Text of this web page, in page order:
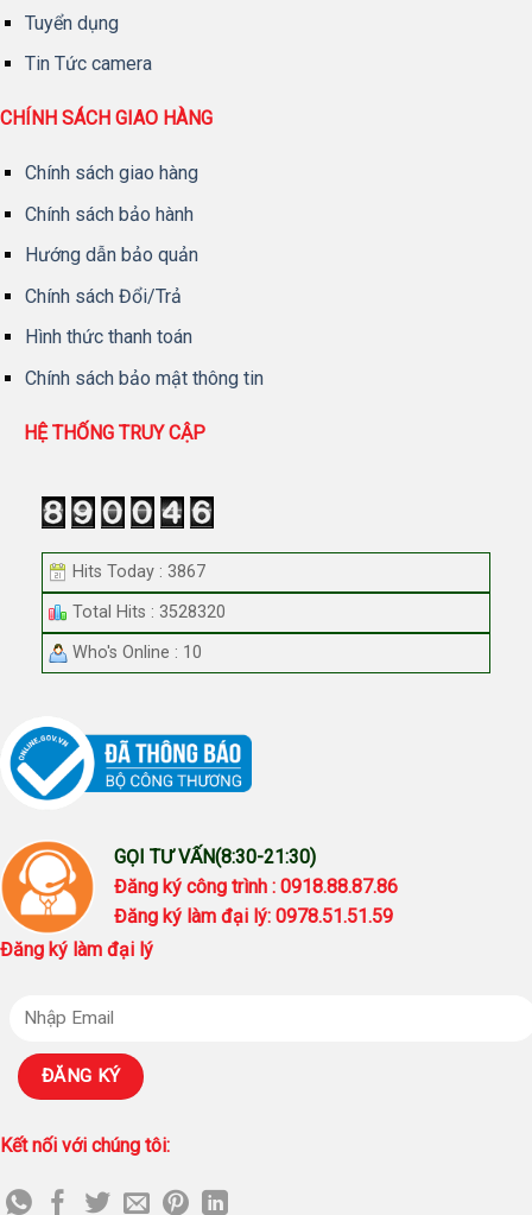
Tuyển dụng
Tin Tức camera
CHÍNH SÁCH GIAO HÀNG
Chính sách giao hàng
Chính sách bảo hành
Hướng dẫn bảo quản
Chính sách Đổi/Trả
Hình thức thanh toán
Chính sách bảo mật thông tin
HỆ THỐNG TRUY CẬP
Hits Today : 3867
Total Hits : 3528320
Who's Online : 10
GỌI TƯ VẤN(8:30-21:30)
Đăng ký công trình : 0918.88.87.86
Đăng ký làm đại lý: 0978.51.51.59
Đăng ký làm đại lý
Kết nối với chúng tôi: